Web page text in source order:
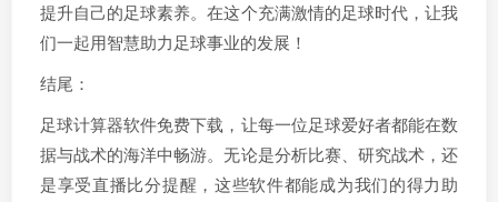
提升自己的足球素养。在这个充满激情的足球时代，让我
们一起用智慧助力足球事业的发展！
结尾：
足球计算器软件免费下载，让每一位足球爱好者都能在数
据与战术的海洋中畅游。无论是分析比赛、研究战术，还
是享受直播比分提醒，这些软件都能成为我们的得力助